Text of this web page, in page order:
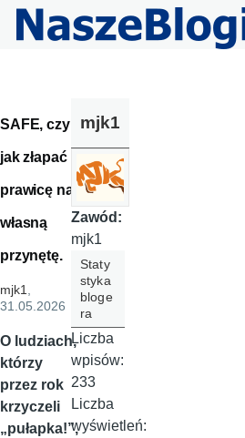
Przejdź do treści
SAFE, czyli
jak złapać
prawicę na
własną
przynętę.
mjk1,
31.05.2026
O ludziach,
którzy
przez rok
krzyczeli
„pułapka!”,
mjk1
Zawód:
mjk1
Staty
styka
bloge
ra
Liczba
wpisów:
233
Liczba
wyświetleń: